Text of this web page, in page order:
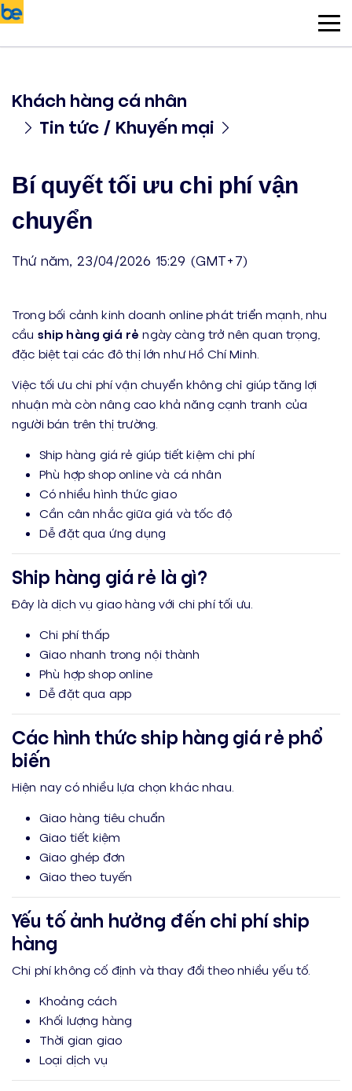
Khách hàng cá nhân
Tin tức / Khuyến mại
Bí quyết tối ưu chi phí vận
chuyển
Thứ năm, 23/04/2026 15:29 (GMT+7)
Trong bối cảnh kinh doanh online phát triển mạnh, nhu
cầu ship hàng giá rẻ ngày càng trở nên quan trọng,
đặc biệt tại các đô thị lớn như Hồ Chí Minh.
Việc tối ưu chi phí vận chuyển không chỉ giúp tăng lợi
nhuận mà còn nâng cao khả năng cạnh tranh của
người bán trên thị trường.
Ship hàng giá rẻ giúp tiết kiệm chi phí
Phù hợp shop online và cá nhân
Có nhiều hình thức giao
Cần cân nhắc giữa giá và tốc độ
Dễ đặt qua ứng dụng
Ship hàng giá rẻ là gì?
Đây là dịch vụ giao hàng với chi phí tối ưu.
Chi phí thấp
Giao nhanh trong nội thành
Phù hợp shop online
Dễ đặt qua app
Các hình thức ship hàng giá rẻ phổ
biến
Hiện nay có nhiều lựa chọn khác nhau.
Giao hàng tiêu chuẩn
Giao tiết kiệm
Giao ghép đơn
Giao theo tuyến
Yếu tố ảnh hưởng đến chi phí ship
hàng
Chi phí không cố định và thay đổi theo nhiều yếu tố.
Khoảng cách
Khối lượng hàng
Thời gian giao
Loại dịch vụ